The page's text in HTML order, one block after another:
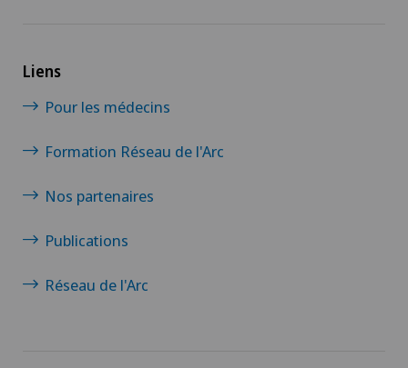
Liens
Pour les médecins
Formation Réseau de l'Arc
Nos partenaires
Publications
Réseau de l'Arc